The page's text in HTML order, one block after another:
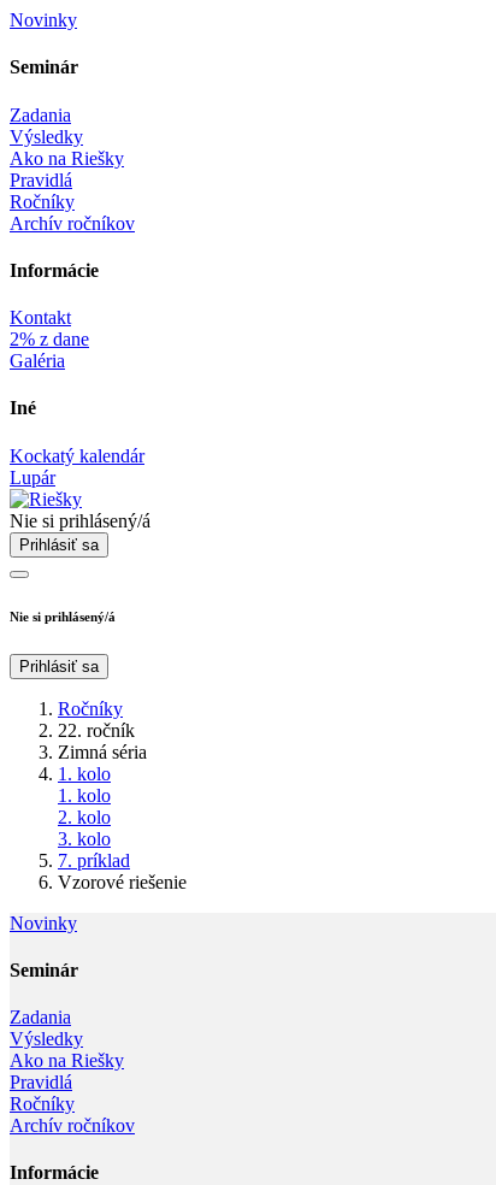
Novinky
Seminár‎
Zadania
Výsledky
Ako na Riešky
Pravidlá
Ročníky
Archív ročníkov
Informácie‎
Kontakt
2% z dane
Galéria
Iné
Kockatý kalendár
Lupár
Nie si prihlásený/á
Prihlásiť sa
Nie si prihlásený/á
Prihlásiť sa
Ročníky
22. ročník
Zimná séria
1. kolo
1. kolo
2. kolo
3. kolo
7. príklad
Vzorové riešenie
Novinky
Seminár‎
Zadania
Výsledky
Ako na Riešky
Pravidlá
Ročníky
Archív ročníkov
Informácie‎